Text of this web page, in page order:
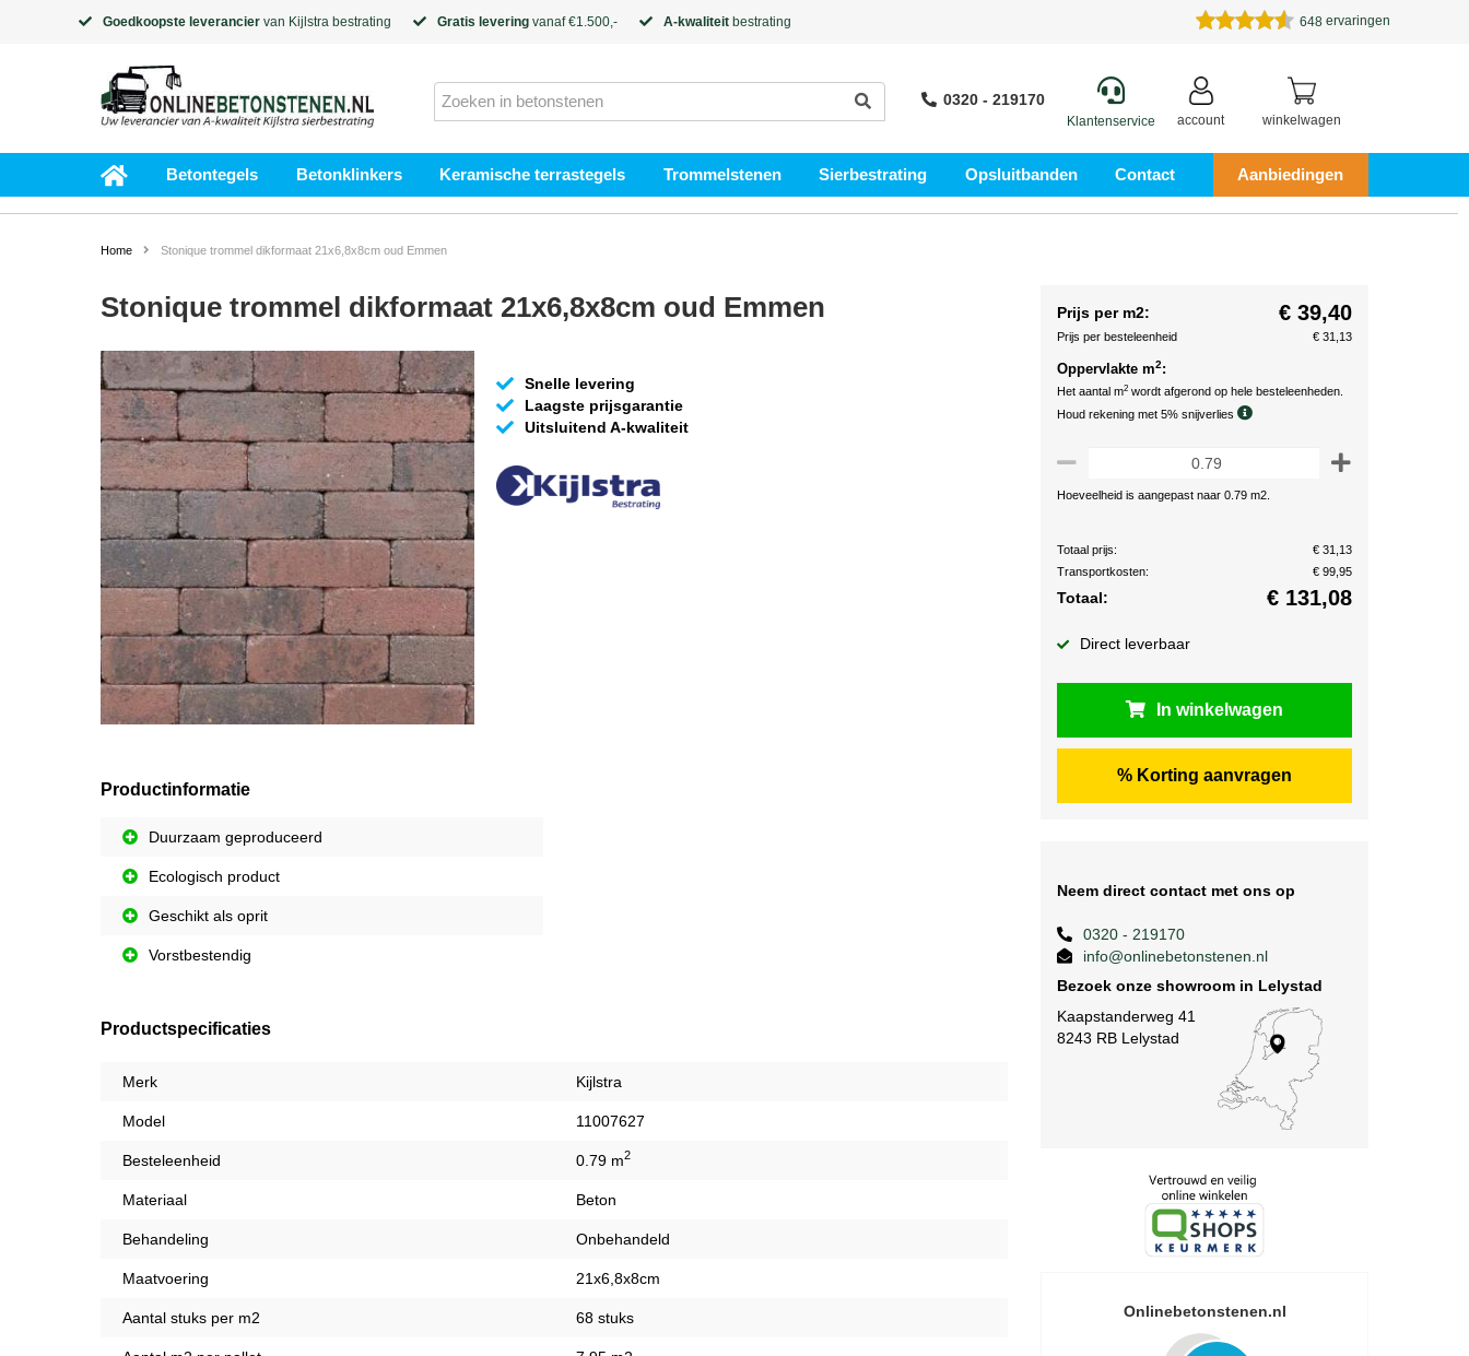
Goedkoopste leverancier van Kijlstra bestrating Gratis levering vanaf €1.500,- A-kwaliteit bestrating 648 ervaringen
0320 - 219170
Klantenservice account winkelwagen
Betontegels Betonklinkers Keramische terrastegels Trommelstenen Sierbestrating Opsluitbanden Contact Aanbiedingen
Home Stonique trommel dikformaat 21x6,8x8cm oud Emmen
Stonique trommel dikformaat 21x6,8x8cm oud Emmen
Snelle levering
Laagste prijsgarantie
Uitsluitend A-kwaliteit
Productinformatie
Duurzaam geproduceerd
Ecologisch product
Geschikt als oprit
Vorstbestendig
Productspecificaties
Merk Kijlstra
Model 11007627
Besteleenheid 0.79 m2
Materiaal Beton
Behandeling Onbehandeld
Maatvoering 21x6,8x8cm
Aantal stuks per m2 68 stuks
Prijs per m2: € 39,40
Prijs per besteleenheid € 31,13
Oppervlakte m2:
Het aantal m2 wordt afgerond op hele besteleenheden.
Houd rekening met 5% snijverlies
Hoeveelheid is aangepast naar 0.79 m2.
Totaal prijs:
€ 31,13
Transportkosten:
€ 99,95
Totaal: € 131,08
Direct leverbaar
In winkelwagen
% Korting aanvragen
Neem direct contact met ons op
0320 - 219170
info@onlinebetonstenen.nl
Bezoek onze showroom in Lelystad
Kaapstanderweg 41
8243 RB Lelystad
Onlinebetonstenen.nl